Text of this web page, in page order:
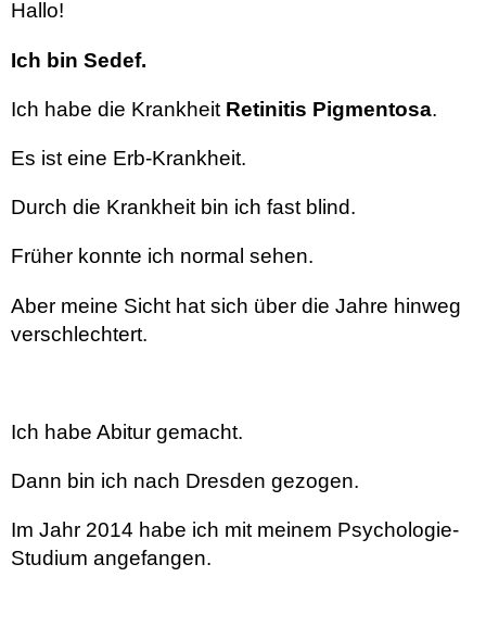
Hallo!
Ich bin Sedef.
Ich habe die Krankheit Retinitis Pigmentosa.
Es ist eine Erb-Krankheit.
Durch die Krankheit bin ich fast blind.
Früher konnte ich normal sehen.
Aber meine Sicht hat sich über die Jahre hinweg
verschlechtert.
Ich habe Abitur gemacht.
Dann bin ich nach Dresden gezogen.
Im Jahr 2014 habe ich mit meinem Psychologie-
Studium angefangen.